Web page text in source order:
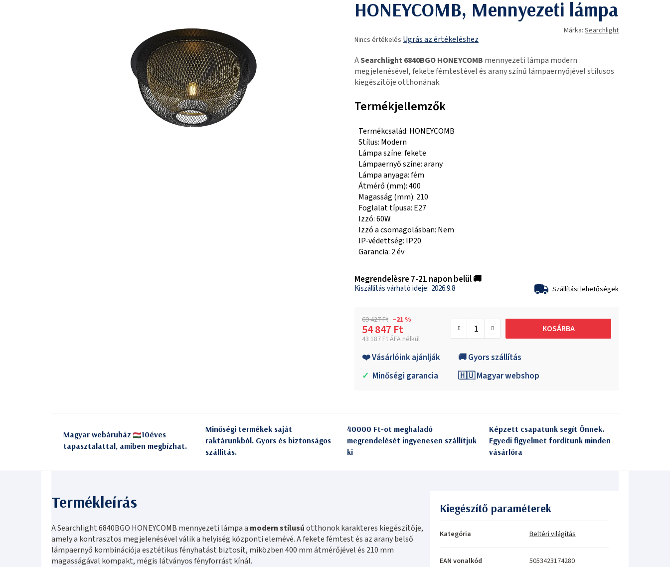
HONEYCOMB, Mennyezeti lámpa
termék
értékelése
5-
ből
csillag.
Nincs értékelés Ugrás az értékeléshez
Márka: Searchlight
ASearchlight 6840BGO HONEYCOMB mennyezeti lámpa modern
megjelenésével, fekete fémtestével és arany színű lámpaernyőjével stílusos
kiegészítője otthonának.
Termékjellemzők
Termékcsalád: HONEYCOMB
Stílus: Modern
Lámpa színe: fekete
Lámpaernyő színe: arany
Lámpa anyaga: fém
Átmérő (mm): 400
Magasság (mm): 210
Foglalat típusa: E27
Izzó: 60W
Izzó a csomagolásban: Nem
IP-védettség: IP20
Garancia: 2 év
Megrendelèsre 7-21 napon belül 🚚
2026.9.8 Szállítási lehetőségek
69 427 Ft –21 %
54 847 Ft
43 187 Ft ÁFA nélkül
KOSÁRBA
❤️ Vásárlóink ajánlják
🚚 Gyors szállítás
✓ Minőségi garancia 🇭🇺 Magyar webshop
Magyar webáruház
10éves
tapasztalattal, amiben megbízhat.
Minőségi termékek saját
raktárunkból. Gyors és biztonságos
szállitás.
40000 Ft-ot meghaladó
megrendelését ingyenesen szállítjuk
ki
Képzett csapatunk segít Önnek.
Egyedi figyelmet fordítunk minden
vásárlóra
A Searchlight 6840BGO HONEYCOMB mennyezeti lámpa a modern stílusúotthonok karakteres kiegészítője,
amely a kontrasztos megjelenésével válik a helyiség központi elemévé. A fekete fémtest és az arany belső
lámpaernyő kombinációja esztétikus fényhatást biztosít, miközben 400 mm átmérőjével és 210 mm
magasságával kompakt, mégis látványos fényforrást kínál.
Kiegészítő paraméterek
Kategória Beltéri világítás
EAN vonalkód 5053423174280